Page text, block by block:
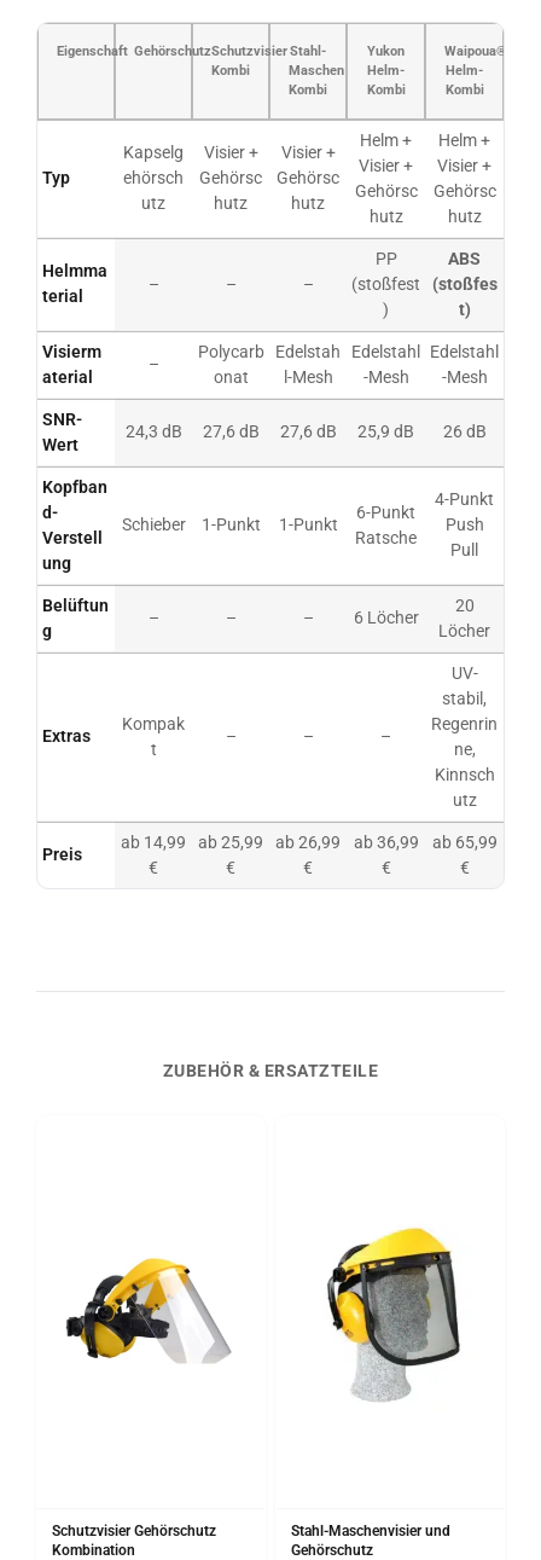
Eigenschaft GehörschutzSchutzvisier
Kombi
Stahl-
Maschen
Kombi
Yukon
Helm-
Kombi
Waipoua®
Helm-
Kombi
Typ
Kapselg
ehörsch
utz
Visier +
Gehörsc
hutz
Visier +
Gehörsc
hutz
Helm +
Visier +
Gehörsc
hutz
Helm +
Visier +
Gehörsc
hutz
Helmma
terial
– – –
PP
(stoßfest
)
ABS
(stoßfes
t)
Visierm
aterial
–
Polycarb
onat
Edelstah
l-Mesh
Edelstahl
-Mesh
Edelstahl
-Mesh
SNR-
Wert
24,3 dB 27,6 dB 27,6 dB 25,9 dB 26 dB
Kopfban
d-
Verstell
ung
Schieber 1-Punkt 1-Punkt
6-Punkt
Ratsche
4-Punkt
Push
Pull
Belüftun
g
– – – 6 Löcher
20
Löcher
Extras
Kompak
t
– – –
UV-
stabil,
Regenrin
ne,
Kinnsch
utz
Preis
ab 14,99
€
ab 25,99
€
ab 26,99
€
ab 36,99
€
ab 65,99
€
ZUBEHÖR & ERSATZTEILE
Schutzvisier Gehörschutz
Kombination
Stahl-Maschenvisier und
Gehörschutz